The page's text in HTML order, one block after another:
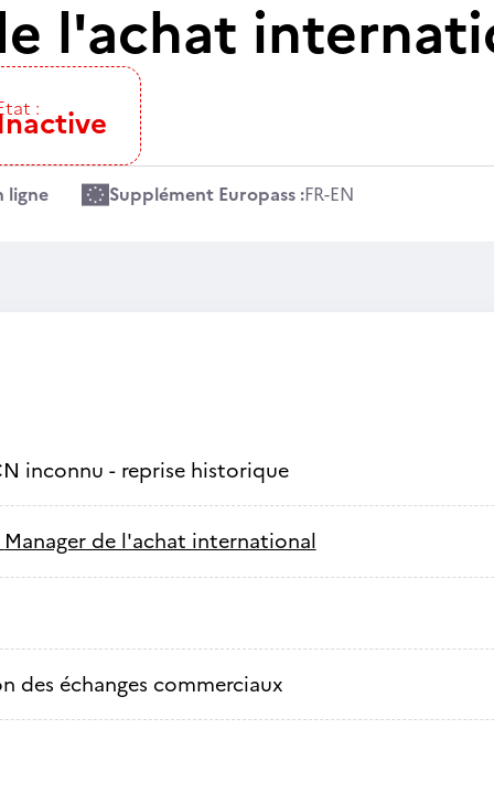
l'achat
:
ligne Supplément Europass :FR-EN
inconnu - reprise historique
Manager de l'achat international
des échanges commerciaux